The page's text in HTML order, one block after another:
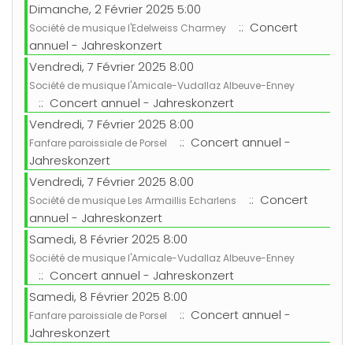
Dimanche, 2 Février 2025 5:00
Société de musique l'Edelweiss Charmey
:: Concert
annuel - Jahreskonzert
Vendredi, 7 Février 2025 8:00
Société de musique l'Amicale-Vudallaz Albeuve-Enney
:: Concert annuel - Jahreskonzert
Vendredi, 7 Février 2025 8:00
Fanfare paroissiale de Porsel
:: Concert annuel -
Jahreskonzert
Vendredi, 7 Février 2025 8:00
Société de musique Les Armaillis Echarlens
:: Concert
annuel - Jahreskonzert
Samedi, 8 Février 2025 8:00
Société de musique l'Amicale-Vudallaz Albeuve-Enney
:: Concert annuel - Jahreskonzert
Samedi, 8 Février 2025 8:00
Fanfare paroissiale de Porsel
:: Concert annuel -
Jahreskonzert